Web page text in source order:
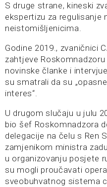
S druge strane, kineski
ekspertizu za regulisanje
neistomišljenicima.
Godine 2019., zvaničnici
zahtjeve
novinske članke i
su smatrali da su
interes“.
U drugom slučaju u julu
bio šef Roskomnadzora
delegacije na čelu s Ren
zamjenikom ministra
u organizovanju posjete
su mogli proučavati
sveobuhvatnog sistema